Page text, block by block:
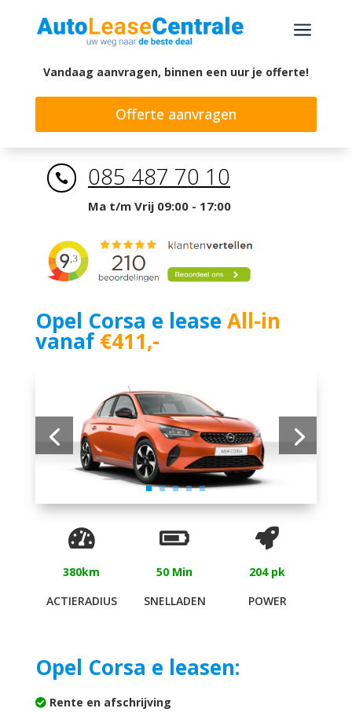
a
Vandaag aanvragen, binnen een uur je offerte!
Offerte aanvragen
 085 487 70 10
Ma t/m Vrij 09:00 - 17:00
Opel Corsa e lease All-in
vanaf€411,-
380km
ACTIERADIUS
50 Min
SNELLADEN
204 pk
POWER
Opel Corsa e leasen:
Rente en afschrijving